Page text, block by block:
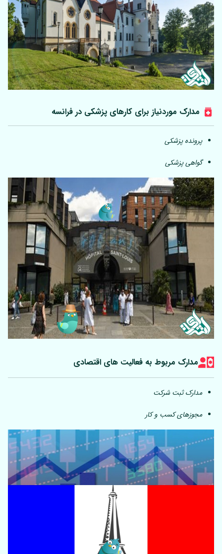
مدارک موردنیاز برای کارهای پزشکی در فرانسه
پرونده پزشکی
گواهی پزشکی
مدارک مربوط به فعالیت های اقتصادی
مدارک ثبت شرکت
مجوزهای کسب و کار